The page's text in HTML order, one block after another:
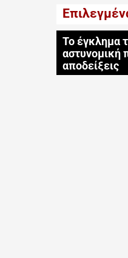
Το έγκλημα
αστυνομική
αποδείξεις